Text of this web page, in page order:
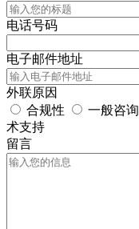
电话号码
电子邮件地址
外联原因
合规性
一般咨询
术支持
留言